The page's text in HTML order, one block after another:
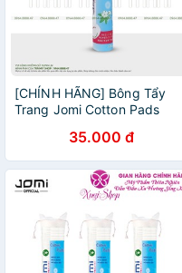
[CHÍNH HÃNG] Bông Tẩy
Trang Jomi Cotton Pads
35.000 đ